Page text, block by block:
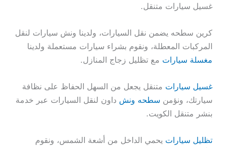
غسيل سيارات متنقل.
كرين سطحه يضمن نقل السيارات، ولدينا ونش سيارات لنقل
المركبات المعطلة، ونقوم بشراء سيارات مستعملة ولدينا
مغسلة سيارات مع تظليل زجاج المنازل.
غسيل سيارات متنقل يجعل من السهل الحفاظ على نظافة
سيارتك، ونؤمن سطحه ونش داون لنقل السيارات عبر خدمة
بنشر متنقل الكويت.
تظليل سيارات يحمي الداخل من أشعة الشمس، ونقوم